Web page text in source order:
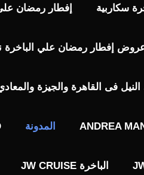
سكاربية إفطار رمضان على
إفطار رمضان علي الباخرة
فى القاهرة والجيزة
ANDREA المدونة
الباخرة JW CRUISE